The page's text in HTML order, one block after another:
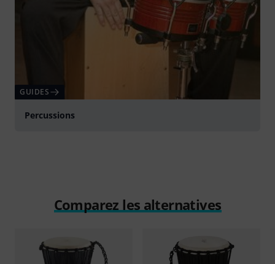
GUIDES
Percussions
Comparez les alternatives